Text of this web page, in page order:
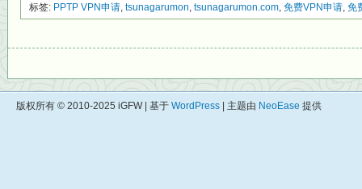
标签: PPTP VPN申请, tsunagarumon, tsunagarumon.com, 免费VPN申请, 免
版权所有 © 2010-2025 iGFW | 基于 WordPress | 主题由 NeoEase 提供